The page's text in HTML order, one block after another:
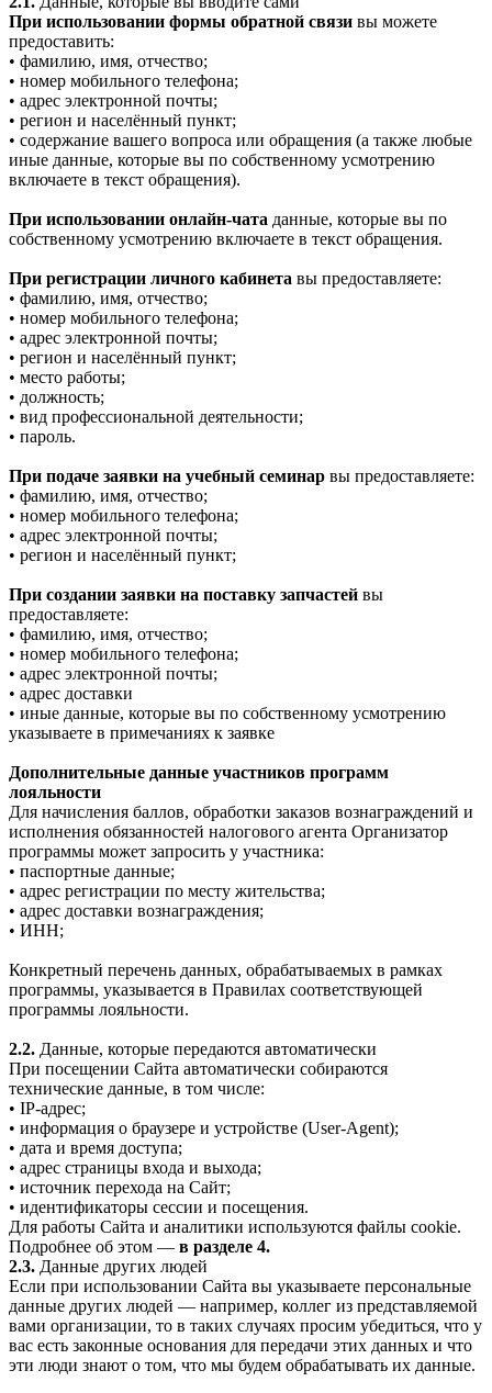
При использовании формы обратной связи вы можете
предоставить:
• фамилию, имя, отчество;
• номер мобильного телефона;
• адрес электронной почты;
• регион и населённый пункт;
• содержание вашего вопроса или обращения (а также любые
иные данные, которые вы по собственному усмотрению
включаете в текст обращения).
При использовании онлайн-чата данные, которые вы по
собственному усмотрению включаете в текст обращения.
При регистрации личного кабинета вы предоставляете:
• фамилию, имя, отчество;
• номер мобильного телефона;
• адрес электронной почты;
• регион и населённый пункт;
• место работы;
• должность;
• вид профессиональной деятельности;
• пароль.
При подаче заявки на учебный семинар вы предоставляете:
• фамилию, имя, отчество;
• номер мобильного телефона;
• адрес электронной почты;
• регион и населённый пункт;
При создании заявки на поставку запчастей вы
предоставляете:
• фамилию, имя, отчество;
• номер мобильного телефона;
• адрес электронной почты;
• адрес доставки
• иные данные, которые вы по собственному усмотрению
указываете в примечаниях к заявке
Дополнительные данные участников программ
лояльности
Для начисления баллов, обработки заказов вознаграждений и
исполнения обязанностей налогового агента Организатор
программы может запросить у участника:
• паспортные данные;
• адрес регистрации по месту жительства;
• адрес доставки вознаграждения;
• ИНН;
Конкретный перечень данных, обрабатываемых в рамках
программы, указывается в Правилах соответствующей
программы лояльности.
2.2. Данные, которые передаются автоматически
При посещении Сайта автоматически собираются
технические данные, в том числе:
• IP-адрес;
• информация о браузере и устройстве (User-Agent);
• дата и время доступа;
• адрес страницы входа и выхода;
• источник перехода на Сайт;
• идентификаторы сессии и посещения.
Для работы Сайта и аналитики используются файлы cookie.
Подробнее об этом — в разделе 4.
2.3. Данные других людей
Если при использовании Сайта вы указываете персональные
данные других людей — например, коллег из представляемой
вами организации, то в таких случаях просим убедиться, что у
вас есть законные основания для передачи этих данных и что
эти люди знают о том, что мы будем обрабатывать их данные.